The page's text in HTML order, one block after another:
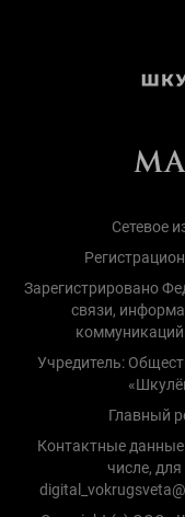
Сетевое
Зарегистрировано
связи,
Учредитель:
Главный
Контактные
числе,